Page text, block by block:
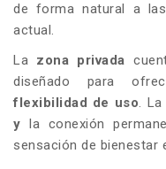
de forma natural a
actual.
La zona privada
diseñado para
flexibilidad de uso. La
y
la conexión
sensación de bienestar